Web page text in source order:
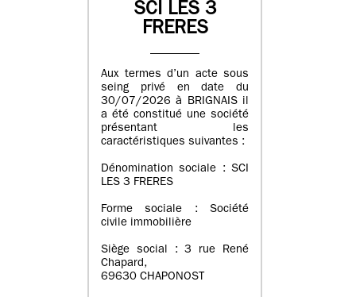
SCI LES 3
FRERES
Aux termes d’un acte sous
seing privé en date du
30/07/2026 à BRIGNAIS il
a été constitué une société
présentant les
caractéristiques suivantes :
Dénomination sociale : SCI
LES 3 FRERES
Forme sociale : Société
civile immobilière
Siège social : 3 rue René
Chapard,
69630 CHAPONOST